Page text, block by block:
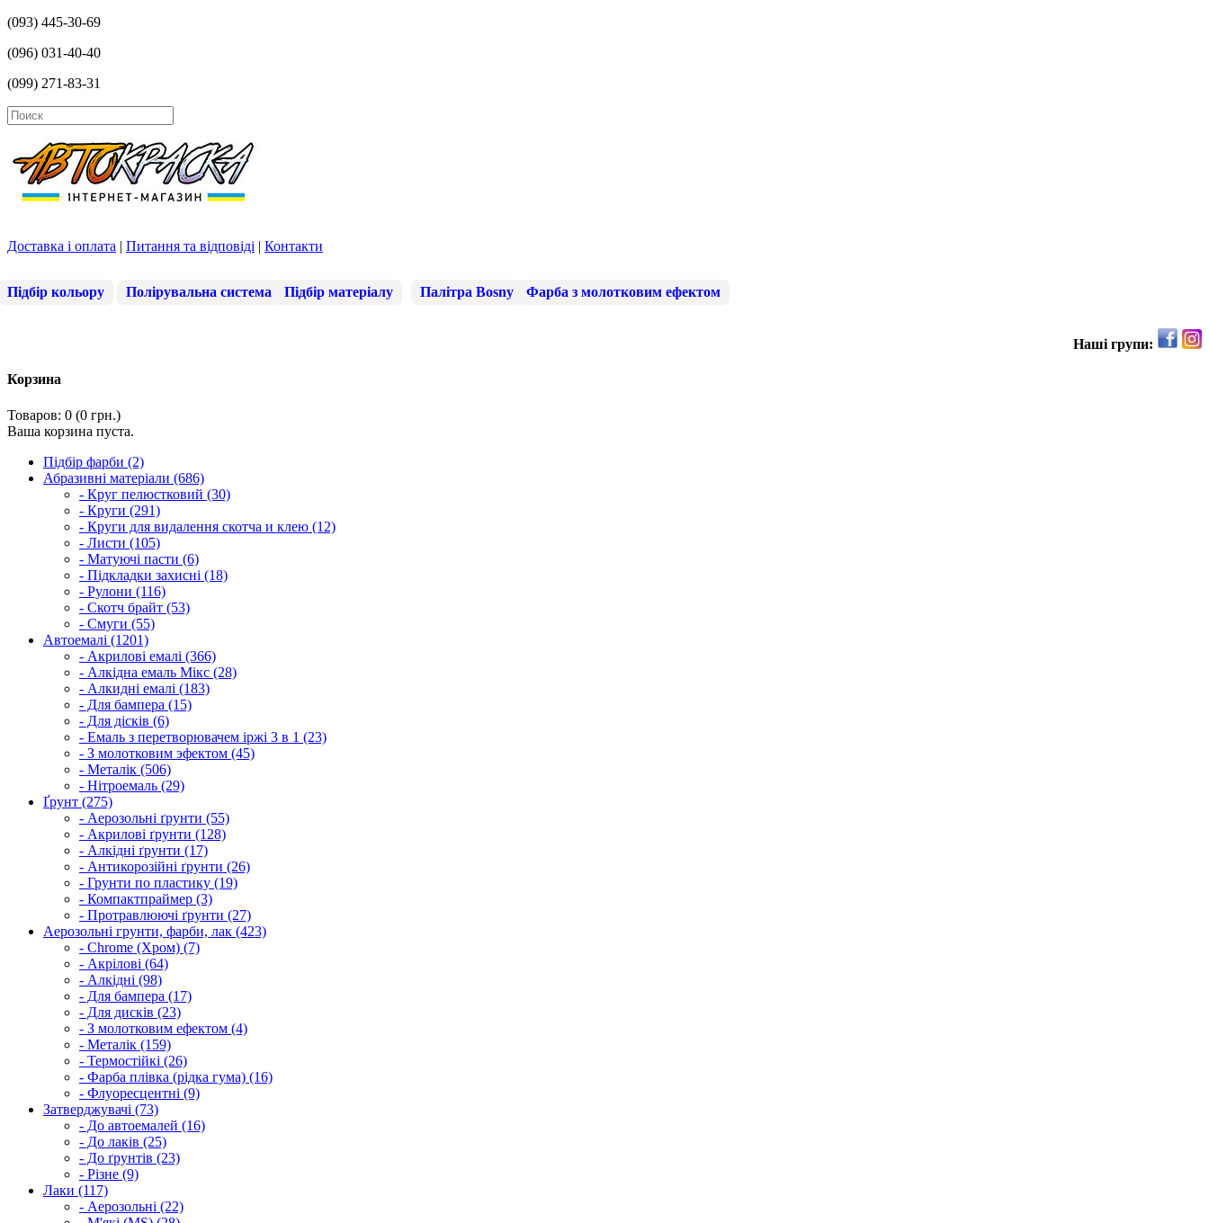
(093) 445-30-69
(096) 031-40-40
(099) 271-83-31
Доставка і оплата | Питання та відповіді | Контакти
Підбір кольору Полірувальна система Підбір матеріалу Палітра Bosny Фарба з молотковим ефектом
Наші групи:
Корзина
Товаров: 0 (0 грн.)
Ваша корзина пуста.
Підбір фарби (2)
Абразивні матеріали (686)
- Круг пелюстковий (30)
- Круги (291)
- Круги для видалення скотча и клею (12)
- Листи (105)
- Матуючі пасти (6)
- Підкладки захисні (18)
- Рулони (116)
- Скотч брайт (53)
- Смуги (55)
Автоемалі (1201)
- Акрилові емалі (366)
- Алкідна емаль Мікс (28)
- Алкидні емалі (183)
- Для бампера (15)
- Для дісків (6)
- Емаль з перетворювачем іржі 3 в 1 (23)
- З молотковим эфектом (45)
- Металік (506)
- Нітроемаль (29)
Ґрунт (275)
- Аерозольні ґрунти (55)
- Акрилові ґрунти (128)
- Алкідні ґрунти (17)
- Антикорозійні ґрунти (26)
- Грунти по пластику (19)
- Компактпраймер (3)
- Протравлюючі ґрунти (27)
Аерозольні грунти, фарби, лак (423)
- Chrome (Хром) (7)
- Акрілові (64)
- Алкідні (98)
- Для бампера (17)
- Для дисків (23)
- З молотковим ефектом (4)
- Металік (159)
- Термостійкі (26)
- Фарба плівка (рідка гума) (16)
- Флуоресцентні (9)
Затверджувачі (73)
- До автоемалей (16)
- До лаків (25)
- До ґрунтів (23)
- Різне (9)
Лаки (117)
- Аерозольні (22)